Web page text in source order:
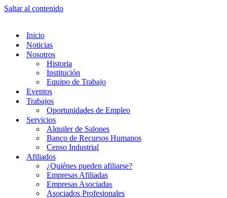
Saltar al contenido
Inicio
Noticias
Nosotros
Historia
Institución
Equipo de Trabajo
Eventos
Trabajos
Oportunidades de Empleo
Servicios
Alquiler de Salones
Banco de Recursos Humanos
Censo Industrial
Afiliados
¿Quiénes pueden afiliarse?
Empresas Afiliadas
Empresas Asociadas
Asociados Profesionales